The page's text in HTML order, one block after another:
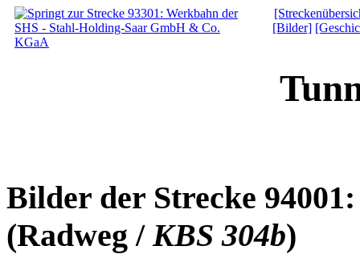
[Bilder]
Bilder der Strecke
(Radweg / KBS 304b)